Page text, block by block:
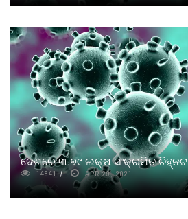
ଦେଶରେ ୩.୭୯ ଲକ୍ଷ ସଂକ୍ରମିତ ଚିହ୍ନଟ
14841 APR 29, 2021